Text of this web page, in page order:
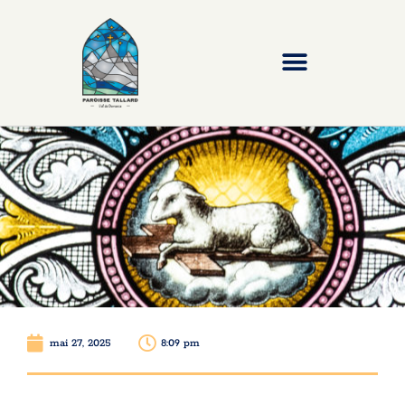
mai 27, 2025 8:09 pm